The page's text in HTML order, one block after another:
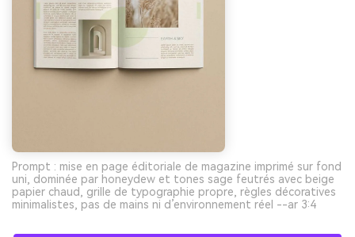
Prompt : mise en page éditoriale de magazine imprimé sur fond
uni, dominée par honeydew et tones sage feutrés avec beige
papier chaud, grille de typographie propre, règles décoratives
minimalistes, pas de mains ni d’environnement réel --ar 3:4